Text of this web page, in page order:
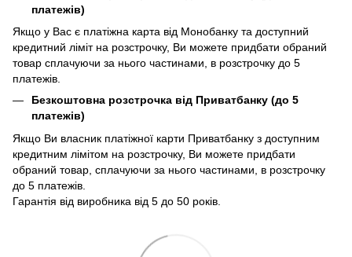
платежів)
Якщо у Вас є платіжна карта від Монобанку та доступний
кредитний ліміт на розстрочку, Ви можете придбати обраний
товар сплачуючи за нього частинами, в розстрочку до 5
платежів.
Безкоштовна розстрочка від Приватбанку (до 5
платежів)
Якщо Ви власник платіжної карти Приватбанку з доступним
кредитним лімітом на розстрочку, Ви можете придбати
обраний товар, сплачуючи за нього частинами, в розстрочку
до 5 платежів.
Гарантія від виробника від 5 до 50 років.